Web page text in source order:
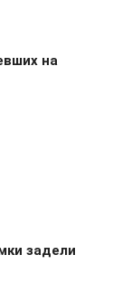
на
задели